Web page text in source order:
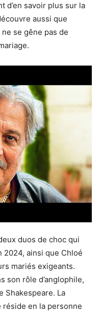
d’en savoir plus sur la
aussi que
se gêne pas de
duos de choc qui
2024, ainsi que Chloé
mariés exigeants.
son rôle d’anglophile,
Shakespeare. La
en la personne